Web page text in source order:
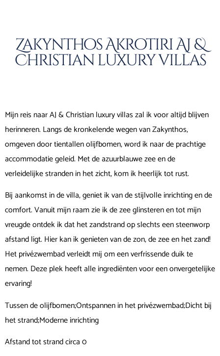
Zakynthos Akrotiri AJ &
Christian luxury villas
Mijn reis naar AJ & Christian luxury villas zal ik voor altijd blijven
herinneren. Langs de kronkelende wegen van Zakynthos,
omgeven door tientallen olijfbomen, word ik naar de prachtige
accommodatie geleid. Met de azuurblauwe zee en de
verleidelijke stranden in het zicht, kom ik heerlijk tot rust.
Bij aankomst in de villa, geniet ik van de stijlvolle inrichting en de
comfort. Vanuit mijn raam zie ik de zee glinsteren en tot mijn
vreugde ontdek ik dat het zandstrand op slechts een steenworp
afstand ligt. Hier kan ik genieten van de zon, de zee en het zand!
Het privézwembad verleidt mij om een verfrissende duik te
nemen. Deze plek heeft alle ingrediënten voor een onvergetelijke
ervaring!
Tussen de olijfbomen;Ontspannen in het privézwembad;Dicht bij
het strand;Moderne inrichting
Afstand tot strand circa 0